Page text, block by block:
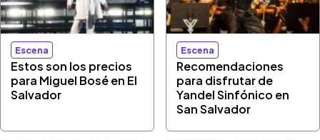
Escena
Estos son los precios
para Miguel Bosé en El
Salvador
Escena
Recomendaciones
para disfrutar de
Yandel Sinfónico en
San Salvador